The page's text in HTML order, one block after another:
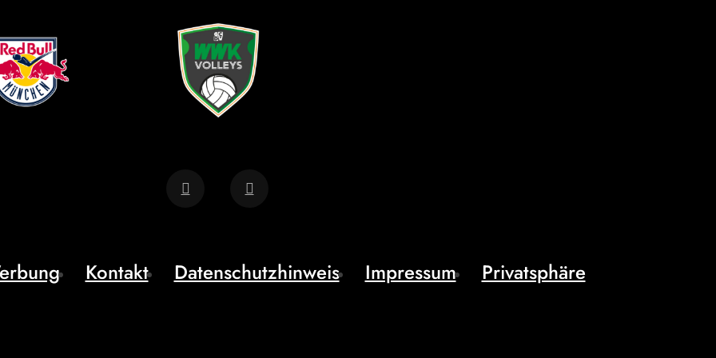
Kontakt Datenschutzhinweis Impressum Privatsphäre